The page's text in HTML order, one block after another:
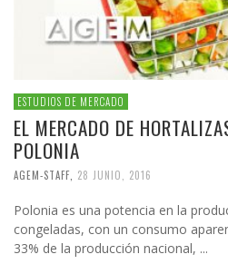
ESTUDIOS DE MERCADO
EL MERCADO DE
POLONIA
AGEM-STAFF 28 JUNIO, 2016
Polonia es una potencia en la
congeladas, con un consumo
33% de la producción nacional, ...